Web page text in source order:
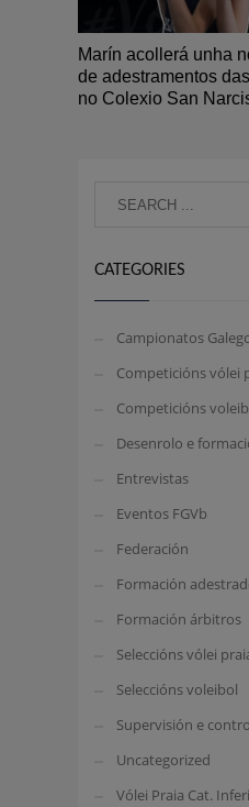
Marín acollerá unha
de adestramentos
no Colexio San
CATEGORIES
Campionatos
Competicións vólei
Competicións
Desenrolo e
Entrevistas
Eventos FGVb
Federación
Formación
Formación árbitros
Seleccións vólei
Seleccións voleibol
Supervisión e
Uncategorized
Vólei Praia Cat.